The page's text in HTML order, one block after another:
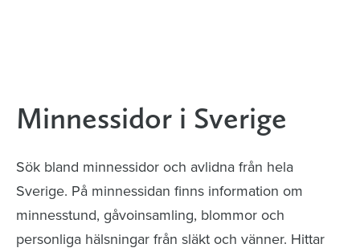
Minnessidor i Sverige
Sök bland minnessidor och avlidna från hela
Sverige. På minnessidan finns information om
minnesstund, gåvoinsamling, blommor och
personliga hälsningar från släkt och vänner. Hittar